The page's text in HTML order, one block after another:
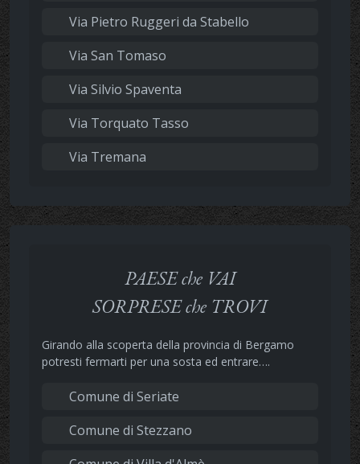
Via Pietro Ruggeri da Stabello
Via San Tomaso
Via Silvio Spaventa
Via Torquato Tasso
Via Tremana
PAESE che VAI
SORPRESE che TROVI
Girando alla scoperta della provincia di Bergamo
potresti fermarti per una sosta ed entrare….
Comune di Seriate
Comune di Stezzano